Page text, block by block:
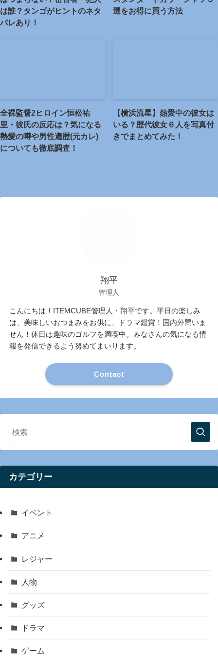
は誰？タンゴがヒントのネタ
バレあり！
選をお得に買う方法
全裸監督2ヒロイン恒松祐
里・彼氏の反応は？気になる
熱愛の噂や男性遍歴(元カレ)
についても徹底調査！
【横浜流星】熱愛中の彼女は
いる？歴代彼女６人を写真付
きでまとめてみた！
翔平
管理人
こんにちは！ITEMCUBE管理人・翔平です。平日の楽しみ
は、美味しいおつまみをお供に、ドラマ鑑賞！国内外問いま
せん！休日は趣味のゴルフを満喫中。みなさんの気になる情
報を発信できるよう努めてまいります。
Contact
カテゴリー
イベント
アニメ
レジャー
人物
グッズ
ドラマ
ゲーム